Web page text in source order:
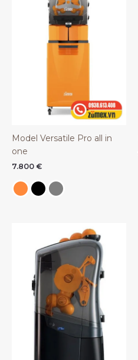
Model Versatile Pro all in
one
7.800 €